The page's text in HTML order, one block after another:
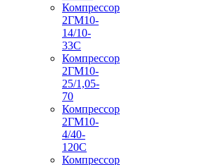
Компрессор
2ГМ10-
14/10-
33С
Компрессор
2ГМ10-
25/1,05-
70
Компрессор
2ГМ10-
4/40-
120С
Компрессор